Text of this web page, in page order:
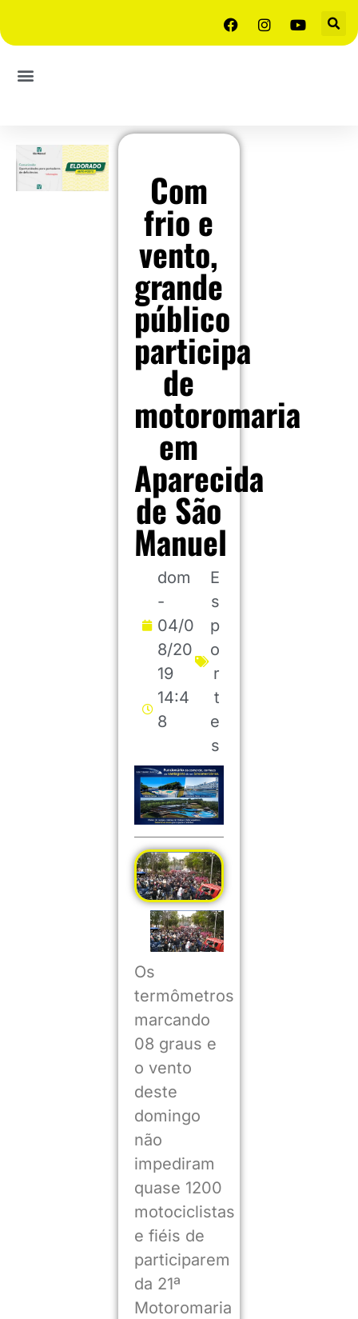
Com
frio e
vento,
grande
público
participa
de
motoromaria
em
Aparecida
de São
Manuel
dom
-
04/0
8/20
19
14:4
8
E
s
p
o
r
t
e
s
Os
termômetros
marcando
08 graus e
o vento
deste
domingo
não
impediram
quase 1200
motociclistas
e fiéis de
participarem
da 21ª
Motoromaria